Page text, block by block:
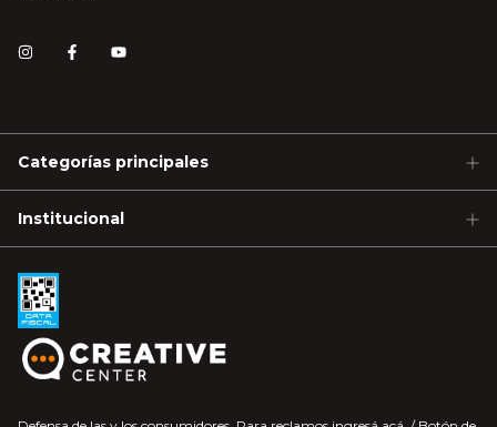
Categorías principales
Institucional